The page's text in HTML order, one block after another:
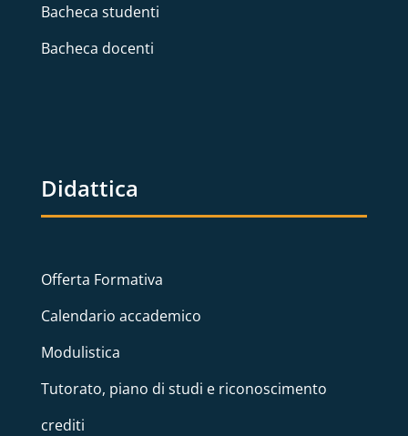
Bacheca studenti
Bacheca docenti
Didattica
Offerta Formativa
Calendario accademico
Modulistica
Tutorato, piano di studi e riconoscimento
crediti